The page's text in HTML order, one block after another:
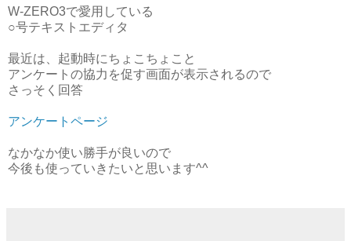
W-ZERO3で愛用している
○号テキストエディタ
最近は、起動時にちょこちょこと
アンケートの協力を促す画面が表示されるので
さっそく回答
アンケートページ
なかなか使い勝手が良いので
今後も使っていきたいと思います^^